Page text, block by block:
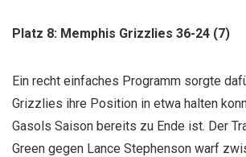
Platz 8: Memphis Grizzlies 36-24 (7)
Ein recht einfaches Programm sorgte
Grizzlies ihre Position in etwa halten
Gasols Saison bereits zu Ende ist. Der
Green gegen Lance Stephenson warf